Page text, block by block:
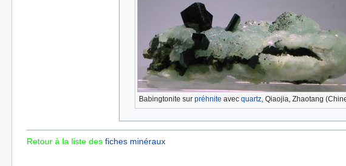
Babingtonite sur préhnite avec quartz, Qiaojia, Zhaotang
Retour à la liste des fiches minéraux